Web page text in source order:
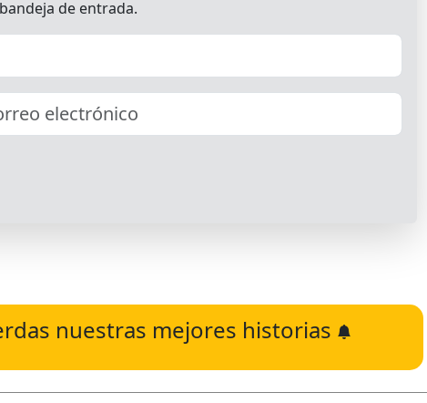
nuestras mejores historias